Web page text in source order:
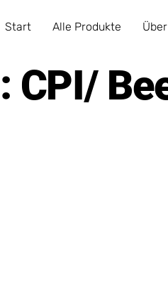
Start Alle Produkte
CPI/